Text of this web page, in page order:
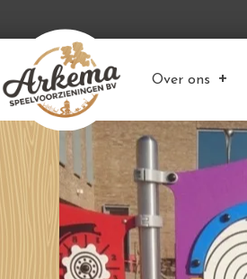
Over ons